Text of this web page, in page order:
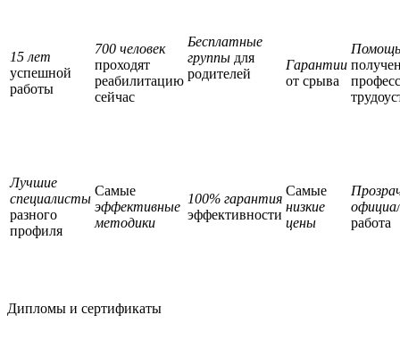
15 лет
успешной
работы
700 человек
проходят
реабилитацию
сейчас
Бесплатные
группы для
родителей
Гарантии
от срыва
Помощь
Лучшие
специалисты
разного
профиля
Самые
эффективные
методики
100% гарантия
эффективности
Самые
низкие
цены
работа
Дипломы и сертификаты